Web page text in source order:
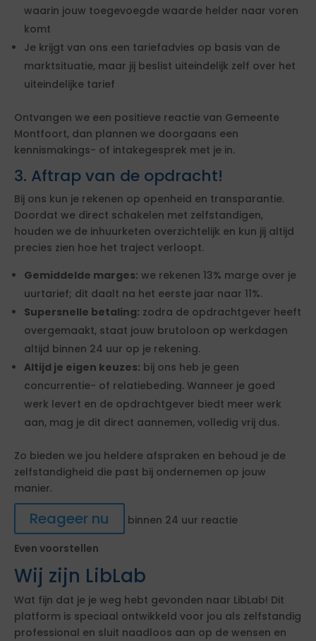
waarin jouw toegevoegde waarde helder naar voren
komt
Je krijgt van ons een tariefadvies op basis van de
marktsituatie, maar jij beslist uiteindelijk zelf over het
uiteindelijke tarief
Ontvangen we een positieve reactie van Gemeente
Montfoort, dan plannen we doorgaans een
kennismakings- of intakegesprek met je in.
3. Aftrap van de opdracht!
Bij ons kun je rekenen op openheid en transparantie.
Doordat we direct schakelen met zelfstandigen,
houden we de inhuurketen overzichtelijk en kun jij altijd
precies zien hoe het traject verloopt.
Gemiddelde marges: we rekenen 13% marge over je
uurtarief; dit daalt na het eerste jaar naar 11%.
Supersnelle betaling: zodra de opdrachtgever heeft
overgemaakt, staat jouw brutoloon op werkdagen
altijd binnen 24 uur op je rekening.
Altijd je eigen keuzes: bij ons heb je geen
concurrentie- of relatiebeding. Wanneer je goed
werk levert en de opdrachtgever biedt meer werk
aan, mag je dit direct aannemen, volledig vrij dus.
Zo bieden we jou heldere afspraken en behoud je de
zelfstandigheid die past bij ondernemen op jouw
manier.
Reageer nu
binnen 24 uur reactie
Even voorstellen
Wij zijn LibLab
Wat fijn dat je je weg hebt gevonden naar LibLab! Dit
platform is speciaal ontwikkeld voor jou als zelfstandig
professional en sluit naadloos aan op de wensen en